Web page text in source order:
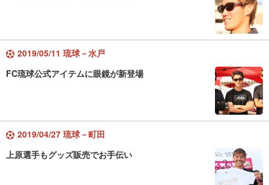
2019/05/11 琉球－水戸
FC琉球公式アイテムに眼鏡が新登場
2019/04/27 琉球－町田
上原選手もグッズ販売でお手伝い